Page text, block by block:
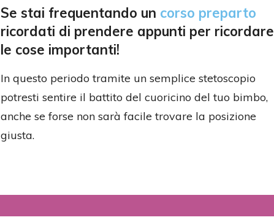
Se stai frequentando un corso preparto
ricordati di prendere appunti per ricordare
le cose importanti!
In questo periodo tramite un semplice stetoscopio
potresti sentire il battito del cuoricino del tuo bimbo,
anche se forse non sarà facile trovare la posizione
giusta.